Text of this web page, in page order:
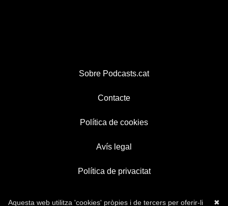
Sobre Podcasts.cat
Contacte
Política de cookies
Avís legal
Política de privacitat
✖
Aquesta web utilitza 'cookies' pròpies i de tercers per oferir-li